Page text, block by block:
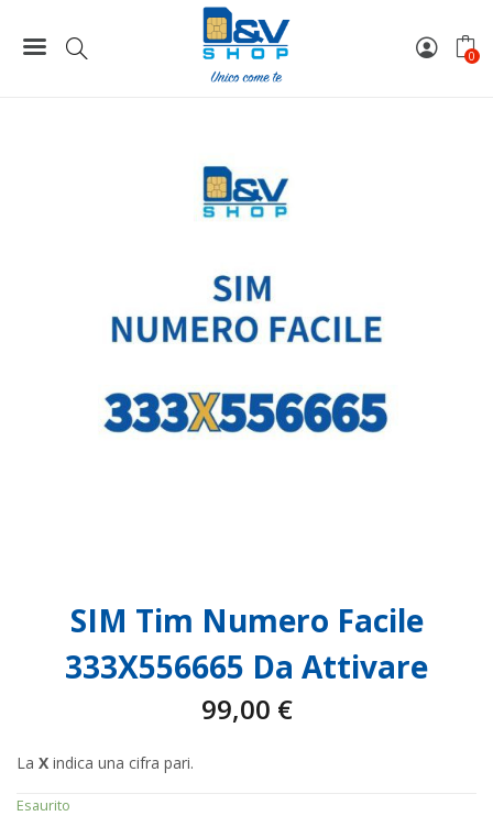
0
SIM Tim Numero Facile 333X556665 Da Attivare
SIM Tim Numero Facile
333X556665 Da Attivare
99,00 €
La X indica una cifra pari.
Esaurito